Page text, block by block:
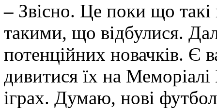
– Звісно. Це поки що такі
такими, що відбулися.
потенційних новачків. Є
дивитися їх на
іграх. Думаю, нові